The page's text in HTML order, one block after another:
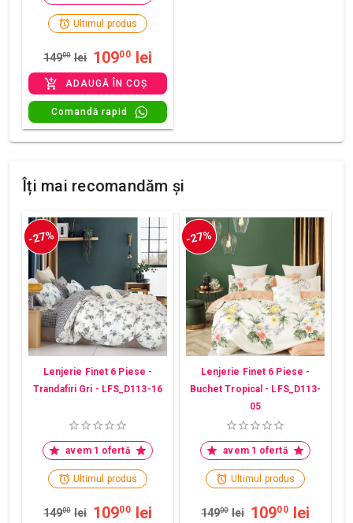
Ultimul produs
14900 lei 10900 lei
ADAUGĂ ÎN COȘ
Comandă rapid
Îți mai recomandăm și
-27%
Lenjerie Finet 6 Piese -
Trandafiri Gri - LFS_D113-16
avem 1 ofertă
Ultimul produs
14900 lei 10900 lei
-27%
Lenjerie Finet 6 Piese -
Buchet Tropical - LFS_D113-
05
avem 1 ofertă
Ultimul produs
14900 lei 10900 lei